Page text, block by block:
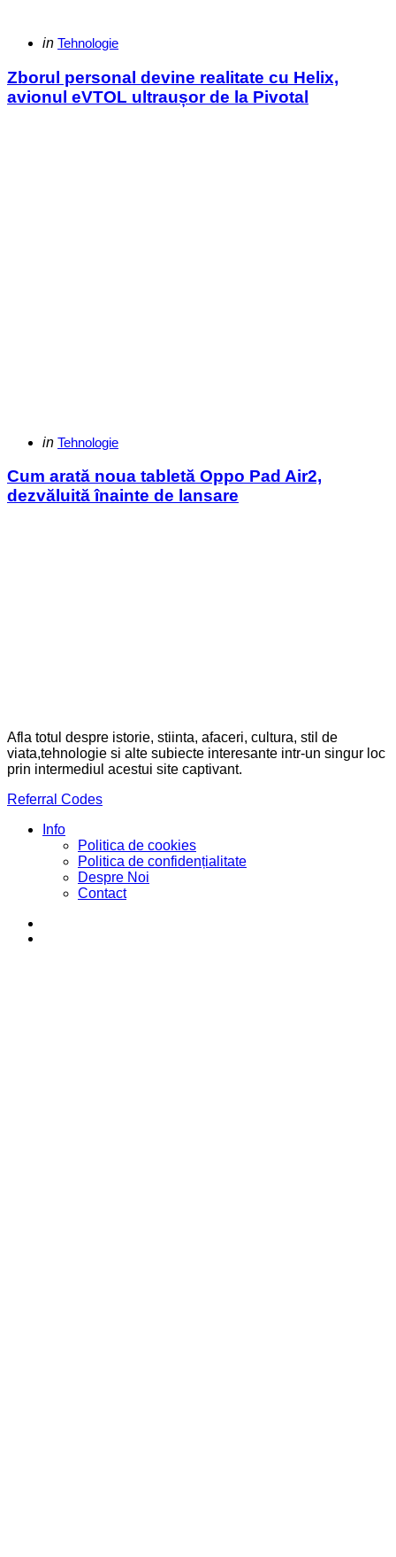
Categories
Posted
in Tehnologie
Zborul personal devine realitate cu Helix,
avionul eVTOL ultraușor de la Pivotal
Categories
Posted
in Tehnologie
Cum arată noua tabletă Oppo Pad Air2,
dezvăluită înainte de lansare
Afla totul despre istorie, stiinta, afaceri, cultura, stil de
viata,tehnologie si alte subiecte interesante intr-un singur loc
prin intermediul acestui site captivant.
Referral Codes
Info
Politica de cookies
Politica de confidențialitate
Despre Noi
Contact